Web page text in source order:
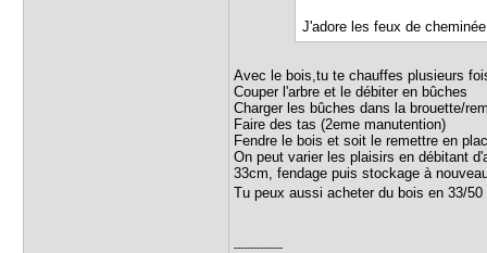
J'adore les feux de
Avec le bois,tu te chauffes plusieurs
Couper l'arbre et le débiter en bûches
Charger les bûches dans la brouette/
Faire des tas (2eme manutention)
Fendre le bois et soit le remettre en
On peut varier les plaisirs en débitant
33cm, fendage puis stockage à
Tu peux aussi acheter du bois en 33/
---------------